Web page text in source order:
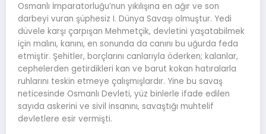
Osmanlı İmparatorluğu’nun yıkılışına en ağır ve son
darbeyi vuran şüphesiz I. Dünya Savaşı olmuştur. Yedi
düvele karşı çarpışan Mehmetçik, devletini yaşatabilmek
için malını, kanını, en sonunda da canını bu uğurda feda
etmiştir. Şehitler, borçlarını canlarıyla öderken; kalanlar,
cephelerden getirdikleri kan ve barut kokan hatıralarla
ruhlarını teskin etmeye çalışmışlardır. Yine bu savaş
neticesinde Osmanlı Devleti, yüz binlerle ifade edilen
sayıda askerini ve sivil insanını, savaştığı muhtelif
devletlere esir vermişti.